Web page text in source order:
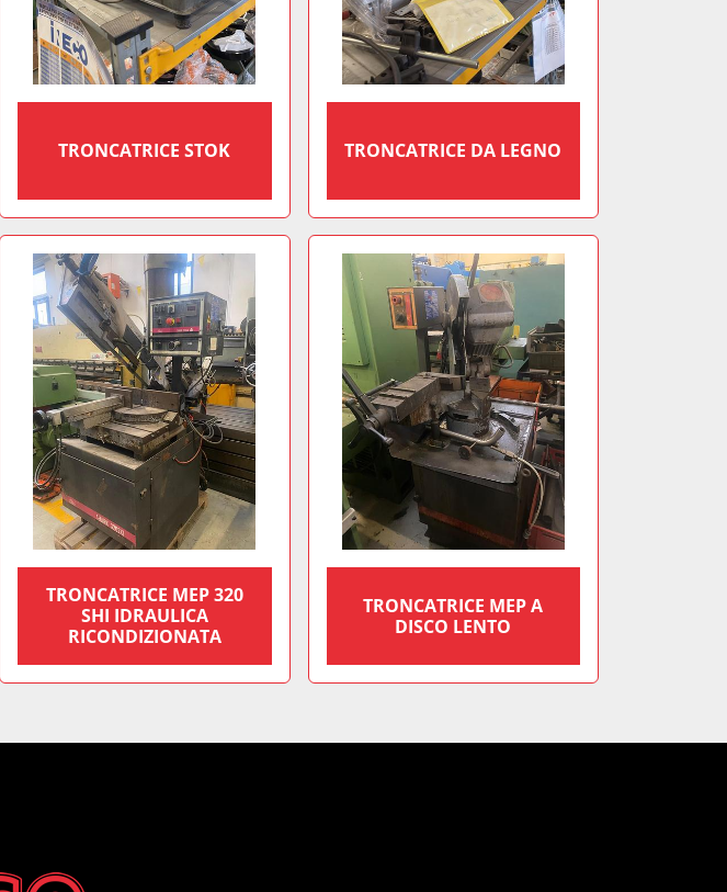
TRONCATRICE STOK TRONCATRICE DA LEGNO
TRONCATRICE MEP 320
SHI IDRAULICA
RICONDIZIONATA
TRONCATRICE MEP A
DISCO LENTO